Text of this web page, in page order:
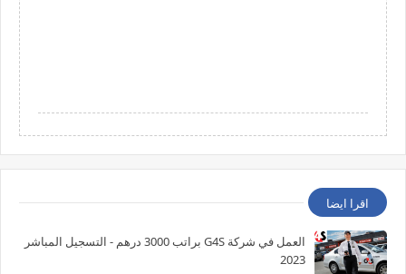
اقرا ايضا
العمل في شركة G4S براتب 3000 درهم - التسجيل المباشر
2023